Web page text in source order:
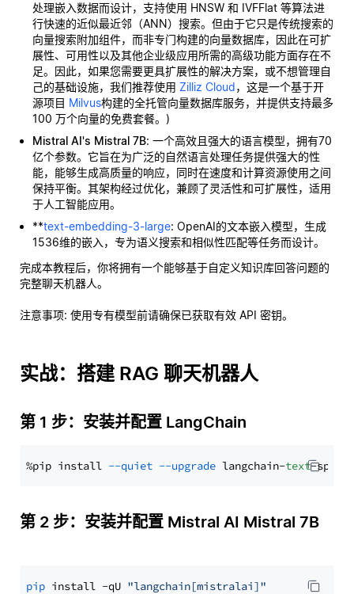
处理嵌入数据而设计，支持使用 HNSW 和 IVFFlat 等算法进
行快速的近似最近邻（ANN）搜索。但由于它只是传统搜索的
向量搜索附加组件，而非专门构建的向量数据库，因此在可扩
展性、可用性以及其他企业级应用所需的高级功能方面存在不
足。因此，如果您需要更具扩展性的解决方案，或不想管理自
己的基础设施，我们推荐使用 Zilliz Cloud，这是一个基于开
源项目 Milvus构建的全托管向量数据库服务，并提供支持最多
100 万个向量的免费套餐。)
Mistral AI's Mistral 7B: 一个高效且强大的语言模型，拥有70
亿个参数。它旨在为广泛的自然语言处理任务提供强大的性
能，能够生成高质量的响应，同时在速度和计算资源使用之间
保持平衡。其架构经过优化，兼顾了灵活性和可扩展性，适用
于人工智能应用。
**text-embedding-3-large: OpenAI的文本嵌入模型，生成
1536维的嵌入，专为语义搜索和相似性匹配等任务而设计。
完成本教程后，你将拥有一个能够基于自定义知识库回答问题的
完整聊天机器人。
注意事项: 使用专有模型前请确保已获取有效 API 密钥。
实战：搭建 RAG 聊天机器人
第 1 步：安装并配置 LangChain
%pip install --quiet --upgrade langchain-text
第 2 步：安装并配置 Mistral AI Mistral 7B
pip install -qU "langchain[mistralai]"